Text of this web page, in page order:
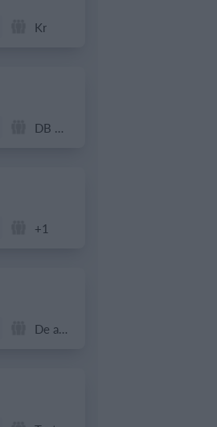
Kr
DB Oldboys
+1
De andre